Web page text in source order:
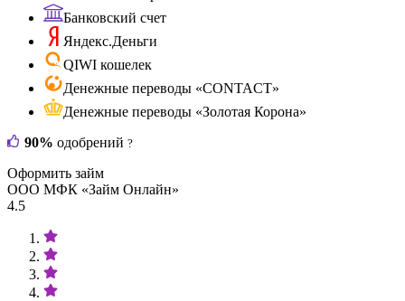
Банковский счет
Яндекс.Деньги
QIWI кошелек
Денежные переводы «CONTACT»
Денежные переводы «Золотая Корона»
90% одобрений ?
Оформить займ
ООО МФК «Займ Онлайн»
4.5